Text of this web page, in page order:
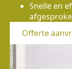
Snelle en
Offerte